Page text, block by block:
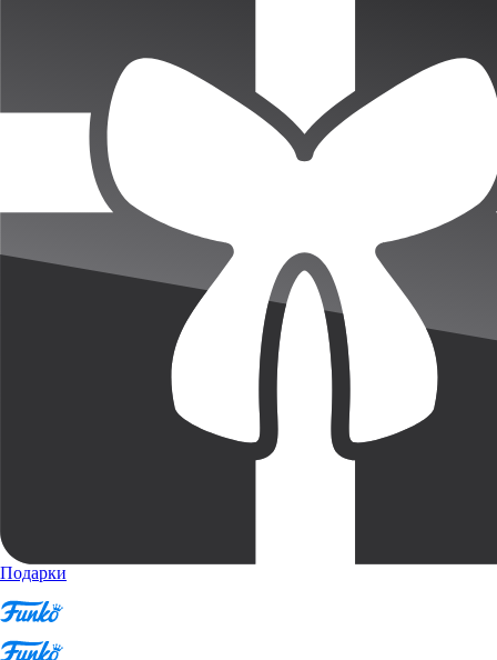
Подарки